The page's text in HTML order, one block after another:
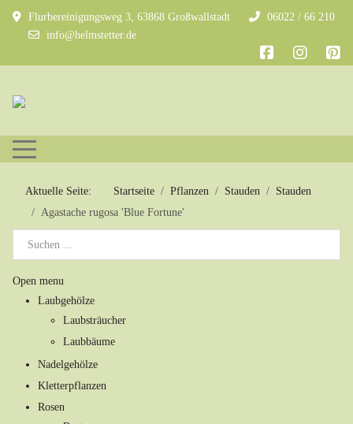
Flurbereinigungsweg 3, 63868 Großwallstadt
06022 / 66 210
info@helmstetter.de
Mobile Menu Toggle
Aktuelle Seite: Startseite Pflanzen Stauden
Stauden
Agastache rugosa 'Blue Fortune'
Open menu
Laubgehölze
Laubsträucher
Laubbäume
Nadelgehölze
Kletterpflanzen
Rosen